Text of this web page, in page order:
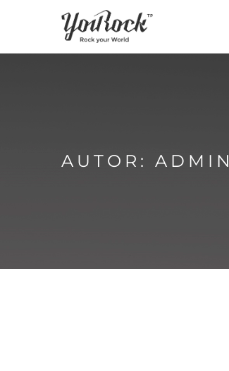
AUTOR: ADMIN